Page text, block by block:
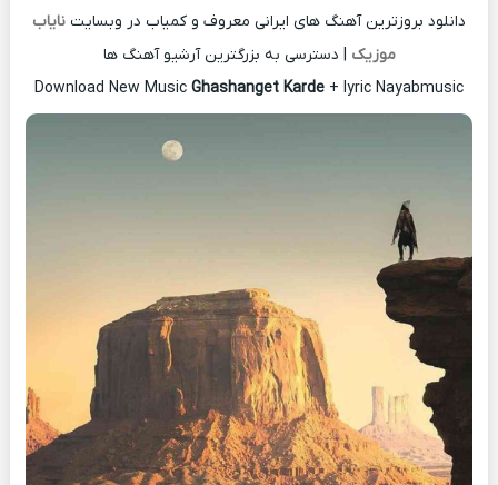
دانلود بروزترین آهنگ های ایرانی معروف و کمیاب در وبسایت نایاب
موزیک | دسترسی به بزرگترین آرشیو آهنگ ها
Download New Music Ghashanget Karde + lyric Nayabmusic